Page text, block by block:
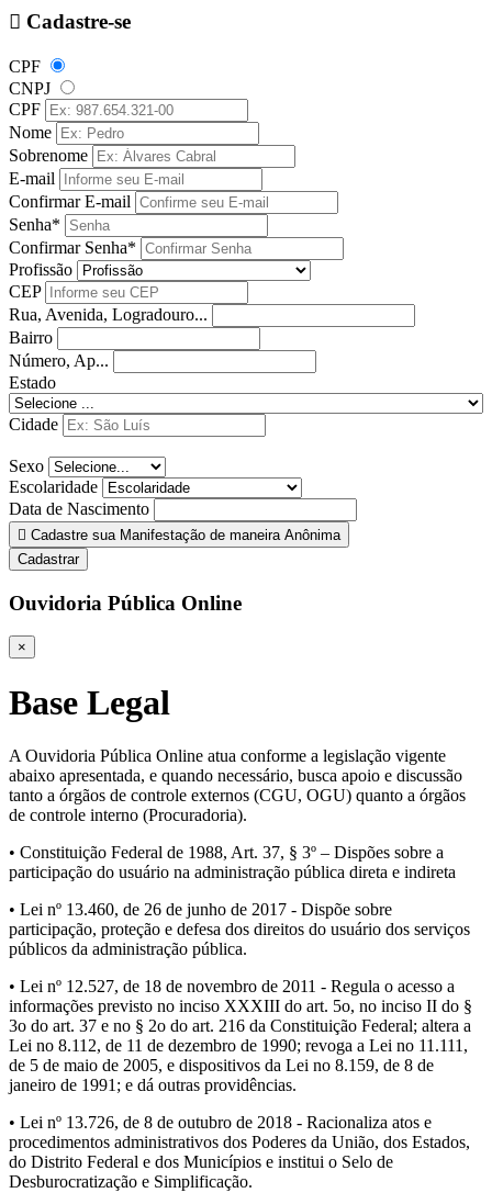
Cadastre-se
CPF
CNPJ
CPF
Nome
Sobrenome
E-mail
Confirmar E-mail
Senha*
Confirmar Senha*
Profissão
CEP
Rua, Avenida, Logradouro...
Bairro
Número, Ap...
Estado
Cidade
Sexo
Escolaridade
Data de Nascimento
Cadastre sua Manifestação de maneira Anônima
Cadastrar
Ouvidoria Pública Online
×
Base Legal
A Ouvidoria Pública Online atua conforme a legislação vigente
abaixo apresentada, e quando necessário, busca apoio e discussão
tanto a órgãos de controle externos (CGU, OGU) quanto a órgãos
de controle interno (Procuradoria).
• Constituição Federal de 1988, Art. 37, § 3º – Dispões sobre a
participação do usuário na administração pública direta e indireta
• Lei nº 13.460, de 26 de junho de 2017 - Dispõe sobre
participação, proteção e defesa dos direitos do usuário dos serviços
públicos da administração pública.
• Lei nº 12.527, de 18 de novembro de 2011 - Regula o acesso a
informações previsto no inciso XXXIII do art. 5o, no inciso II do §
3o do art. 37 e no § 2o do art. 216 da Constituição Federal; altera a
Lei no 8.112, de 11 de dezembro de 1990; revoga a Lei no 11.111,
de 5 de maio de 2005, e dispositivos da Lei no 8.159, de 8 de
janeiro de 1991; e dá outras providências.
• Lei nº 13.726, de 8 de outubro de 2018 - Racionaliza atos e
procedimentos administrativos dos Poderes da União, dos Estados,
do Distrito Federal e dos Municípios e institui o Selo de
Desburocratização e Simplificação.